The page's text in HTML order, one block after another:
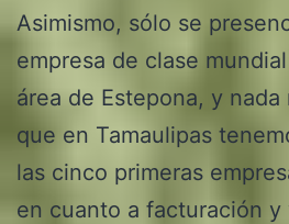
Asimismo, sólo se
empresa de clase
área de Estepona, y nada
que en Tamaulipas
las cinco primeras
en cuanto a facturación y